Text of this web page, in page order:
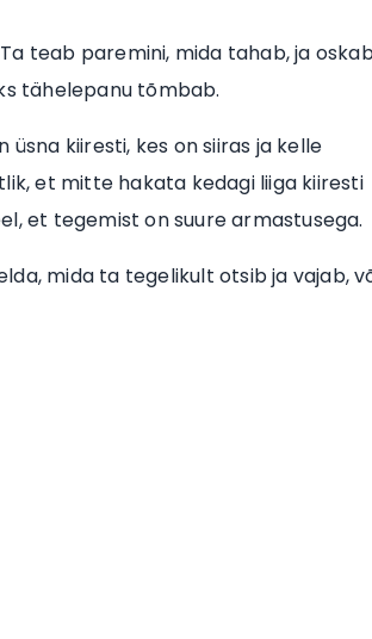
teab paremini, mida tahab, ja
tähelepanu tõmbab.
kiiresti, kes on siiras ja kelle
et mitte hakata kedagi liiga kiiresti
et tegemist on suure armastusega.
mida ta tegelikult otsib ja vajab,